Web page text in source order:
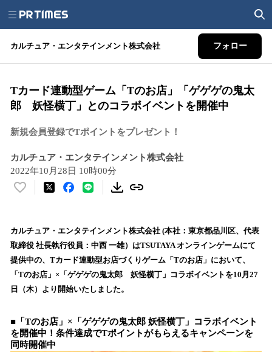
カルチュア・エンタテインメント株式会社 フォロー
​Tカード連動型ゲーム「Tのお店」「ゲゲゲの鬼太
郎 妖怪横丁」とのコラボイベントを開催中
新規会員登録でTポイントをプレゼント！
カルチュア・エンタテインメント株式会社
2022年10月28日 10時00分
い
！
数
を
読
込
中
で
す
カルチュア・エンタテインメント株式会社 (本社：東京都品川区、代表
取締役 社長執行役員：中西 一雄）はTSUTAYA オンラインゲームにて
提供中の、Tカード連動型お店づくりゲーム「Tのお店」において、
「Tのお店」×「ゲゲゲの鬼太郎 妖怪横丁」コラボイベントを10月27
日（木）より開始いたしました。
■ 「 Tのお店 」 ×「ゲゲゲの鬼太郎 妖怪横丁」コラボイベント
を開催中 ！ 条件達成でTポイントがもらえるキャンペーンを
同時開催中